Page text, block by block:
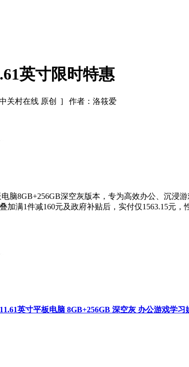
英寸限时特惠
关村在线 原创 ] 作者：洛筱爱
脑8GB+256GB深空灰版本，专为高效办公、沉浸
加满1件减160元及政府补贴后，实付仅1563.15元，
英寸平板电脑 8GB+256GB 深空灰 办公游戏学习